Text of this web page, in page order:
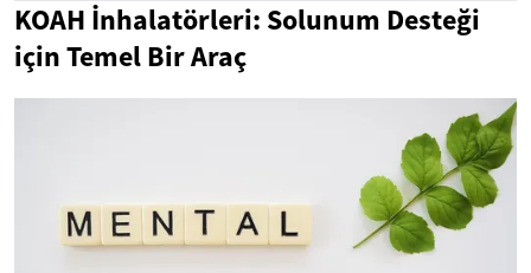
KOAH İnhalatörleri: Solunum Desteği
için Temel Bir Araç